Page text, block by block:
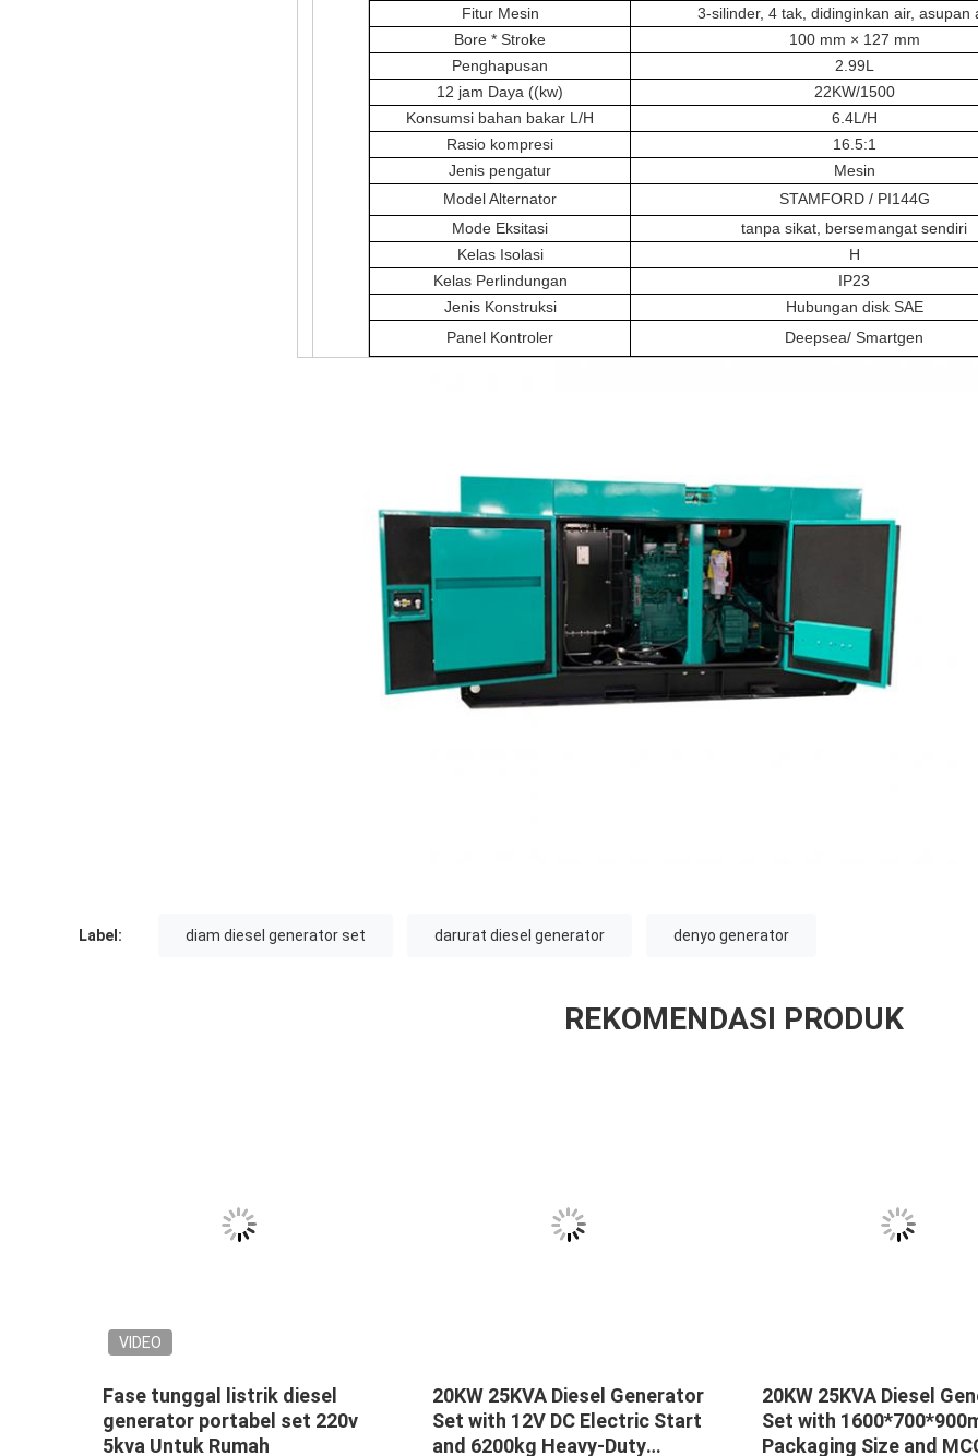
Fitur Mesin
3-silinder, 4 tak, didinginkan air, asupan
Bore * Stroke
100 mm × 127 mm
Penghapusan
2.99L
12 jam Daya ((kw)
22KW/1500
Konsumsi bahan bakar L/H
6.4L/H
Rasio kompresi
16.5:1
Jenis pengatur
Mesin
Model Alternator
STAMFORD / PI144G
Mode Eksitasi
tanpa sikat, bersemangat sendiri
Kelas Isolasi
H
Kelas Perlindungan
IP23
Jenis Konstruksi
Hubungan disk SAE
Panel Kontroler
Deepsea/ Smartgen
Label: diam diesel generator set darurat diesel generator denyo generator
REKOMENDASI PRODUK
VIDEO
Fase tunggal listrik diesel
generator portabel set 220v
5kva Untuk Rumah
20KW 25KVA Diesel Generator
Set with 12V DC Electric Start
and 6200kg Heavy-Duty
20KW 25KVA Diesel
Set with
Packaging Size and